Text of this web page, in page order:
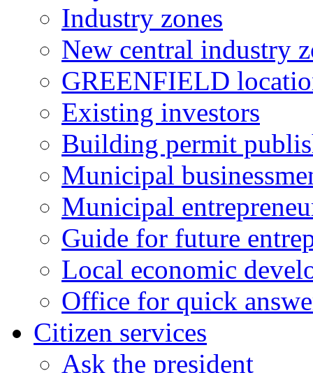
Industry zones
New central industry
GREENFIELD
Existing investors
Building permit
Municipal
Municipal
Guide for future
Local economic
Office for quick
Citizen services
Ask the president